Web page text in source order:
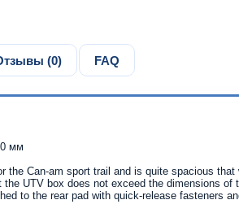
(0) FAQ
мм
the Can-am sport trail and is quite spacious
the UTV box does not exceed the dimensions
to the rear pad with quick-release fasteners